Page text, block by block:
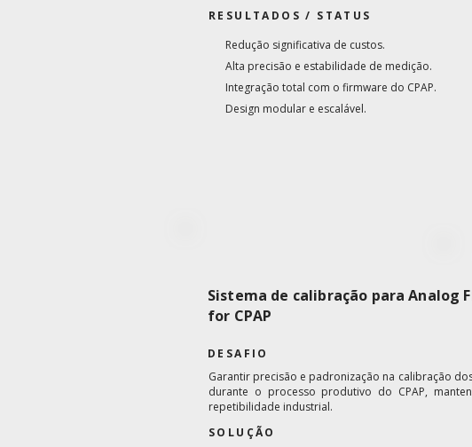
RESULTADOS / STATUS
Redução significativa de custos.
Alta precisão e estabilidade de medição.
Integração total com o firmware do CPAP.
Design modular e escalável.
Sistema de calibração para Analog
for CPAP
DESAFIO
Garantir precisão e padronização na calibração
durante o processo produtivo do CPAP,
repetibilidade industrial.
SOLUÇÃO